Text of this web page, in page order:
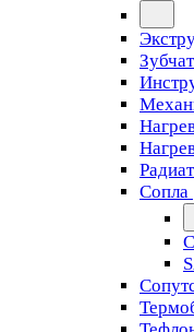
Сопла